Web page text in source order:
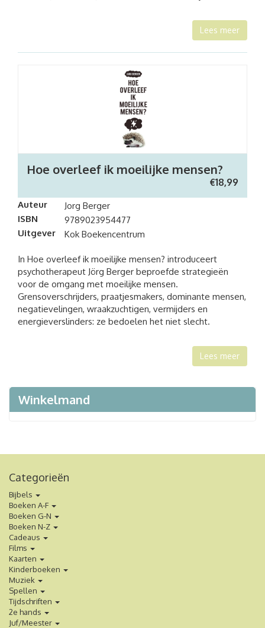
Lees meer
Hoe overleef ik moeilijke mensen?
€18,99
Auteur
Jorg Berger
ISBN
9789023954477
Uitgever
Kok Boekencentrum
In Hoe overleef ik moeilijke mensen? introduceert
psychotherapeut Jörg Berger beproefde strategieën
voor de omgang met moeilijke mensen.
Grensoverschrijders, praatjesmakers, dominante mensen,
negatievelingen, wraakzuchtigen, vermijders en
energieverslinders: ze bedoelen het niet slecht.
Lees meer
Winkelmand
Categorieën
Bijbels
Boeken A-F
Boeken G-N
Boeken N-Z
Cadeaus
Films
Kaarten
Kinderboeken
Muziek
Spellen
Tijdschriften
2e hands
Juf/Meester